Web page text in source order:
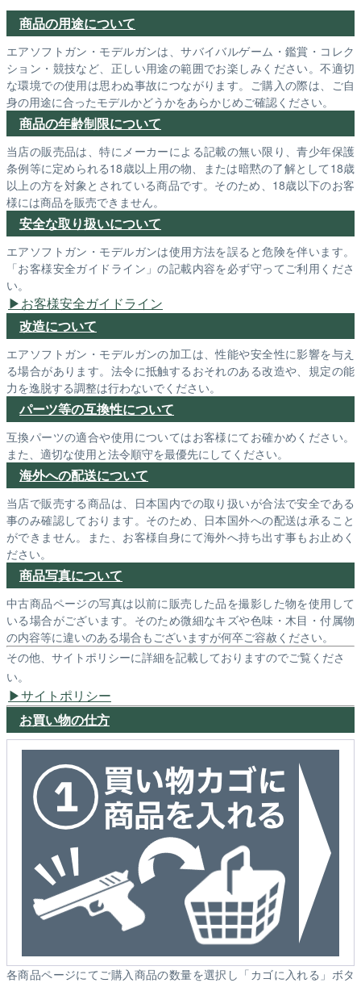
商品の用途について
エアソフトガン・モデルガンは、サバイバルゲーム・鑑賞・コレク
ション・競技など、正しい用途の範囲でお楽しみください。不適切
な環境での使用は思わぬ事故につながります。ご購入の際は、ご自
身の用途に合ったモデルかどうかをあらかじめご確認ください。
商品の年齢制限について
当店の販売品は、特にメーカーによる記載の無い限り、青少年保護
条例等に定められる18歳以上用の物、または暗黙の了解として18歳
以上の方を対象とされている商品です。そのため、18歳以下のお客
様には商品を販売できません。
安全な取り扱いについて
エアソフトガン・モデルガンは使用方法を誤ると危険を伴います。
「お客様安全ガイドライン」の記載内容を必ず守ってご利用くださ
い。
お客様安全ガイドライン
改造について
エアソフトガン・モデルガンの加工は、性能や安全性に影響を与え
る場合があります。法令に抵触するおそれのある改造や、規定の能
力を逸脱する調整は行わないでください。
パーツ等の互換性について
互換パーツの適合や使用についてはお客様にてお確かめください。
また、適切な使用と法令順守を最優先にしてください。
海外への配送について
当店で販売する商品は、日本国内での取り扱いが合法で安全である
事のみ確認しております。そのため、日本国外への配送は承ること
ができません。また、お客様自身にて海外へ持ち出す事もお止めく
ださい。
商品写真について
中古商品ページの写真は以前に販売した品を撮影した物を使用して
いる場合がございます。そのため微細なキズや色味・木目・付属物
の内容等に違いのある場合もございますが何卒ご容赦ください。
その他、サイトポリシーに詳細を記載しておりますのでご覧くださ
い。
サイトポリシー
お買い物の仕方
各商品ページにてご購入商品の数量を選択し「カゴに入れる」ボタ